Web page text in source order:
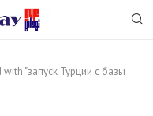
"запуск Турции с базы